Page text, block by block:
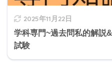
2025年11月22日
学科専門~過去問私的解説
試験